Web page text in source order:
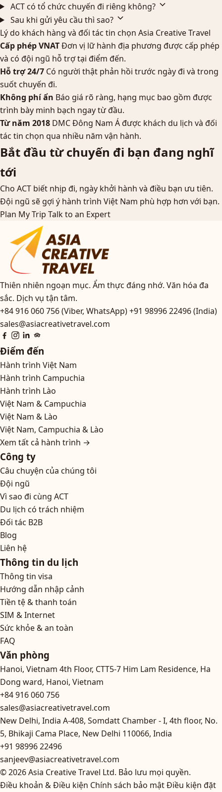
ACT có tổ chức chuyến đi riêng không?
Sau khi gửi yêu cầu thì sao?
Lý do khách hàng và đối tác tin chọn Asia Creative Travel
Cấp phép VNATĐơn vị lữ hành địa phương được cấp phép
và có đội ngũ hỗ trợ tại điểm đến.
Hỗ trợ 24/7 Có người thật phản hồi trước ngày đi và trong
suốt chuyến đi.
Không phí ẩn Báo giá rõ ràng, hạng mục bao gồm được
trình bày minh bạch ngay từ đầu.
Từ năm 2018 DMC Đông Nam Á được khách du lịch và đối
tác tin chọn qua nhiều năm vận hành.
Bắt đầu từ chuyến đi bạn đang nghĩ
tới
Cho ACT biết nhịp đi, ngày khởi hành và điều bạn ưu tiên.
Đội ngũ sẽ gợi ý hành trình Việt Nam phù hợp hơn với bạn.
Plan My Trip Talk to an Expert
Thiên nhiên ngoạn mục. Ẩm thực đáng nhớ. Văn hóa đa
sắc. Dịch vụ tận tâm.
+84 916 060 756 (Viber, WhatsApp)+91 98996 22496 (India)
sales@asiacreativetravel.com
Điểm đến
Hành trình Việt Nam
Hành trình Campuchia
Hành trình Lào
Việt Nam & Campuchia
Việt Nam & Lào
Việt Nam, Campuchia & Lào
Xem tất cả hành trình →
Công ty
Câu chuyện của chúng tôi
Đội ngũ
Vì sao đi cùng ACT
Du lịch có trách nhiệm
Đối tác B2B
Blog
Liên hệ
Thông tin du lịch
Thông tin visa
Hướng dẫn nhập cảnh
Tiền tệ & thanh toán
SIM & Internet
Sức khỏe & an toàn
FAQ
Văn phòng
Hanoi, Vietnam 4th Floor, CTT5-7 Him Lam Residence, Ha
Dong ward, Hanoi, Vietnam
+84 916 060 756
sales@asiacreativetravel.com
New Delhi, India A-408, Somdatt Chamber - I, 4th floor, No.
5, Bhikaji Cama Place, New Delhi 110066, India
+91 98996 22496
sanjeev@asiacreativetravel.com
© 2026 Asia Creative Travel Ltd. Bảo lưu mọi quyền.
Điều khoản & Điều kiện Chính sách bảo mậtĐiều kiện đặt